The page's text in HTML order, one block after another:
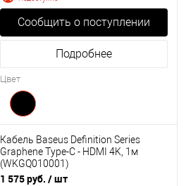
Сообщить о поступлении
Подробнее
Цвет
Кабель Baseus Definition Series
Graphene Type-C - HDMI 4K, 1м
(WKGQ010001)
1 575 руб. / шт